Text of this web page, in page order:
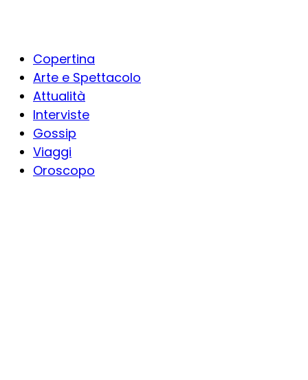
Copertina
Arte e Spettacolo
Attualità
Interviste
Gossip
Viaggi
Oroscopo